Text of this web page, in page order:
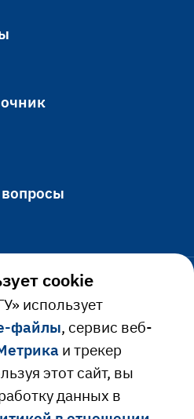
руководителя
cookie
использует
файлы, сервис веб-
и трекер
этот сайт, вы
данных в